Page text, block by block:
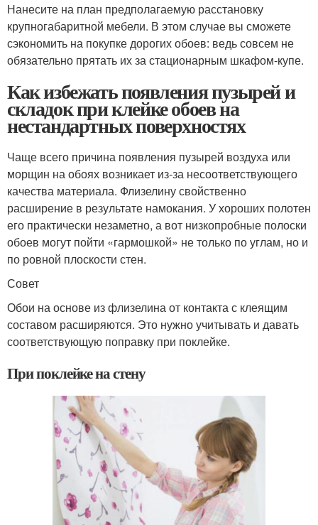
Нанесите на план предполагаемую расстановку
крупногабаритной мебели. В этом случае вы сможете
сэкономить на покупке дорогих обоев: ведь совсем не
обязательно прятать их за стационарным шкафом-купе.
Как избежать появления пузырей и
складок при клейке обоев на
нестандартных поверхностях
Чаще всего причина появления пузырей воздуха или
морщин на обоях возникает из-за несоответствующего
качества материала. Флизелину свойственно
расширение в результате намокания. У хороших полотен
его практически незаметно, а вот низкопробные полоски
обоев могут пойти «гармошкой» не только по углам, но и
по ровной плоскости стен.
Совет
Обои на основе из флизелина от контакта с клеящим
составом расширяются. Это нужно учитывать и давать
соответствующую поправку при поклейке.
При поклейке на стену